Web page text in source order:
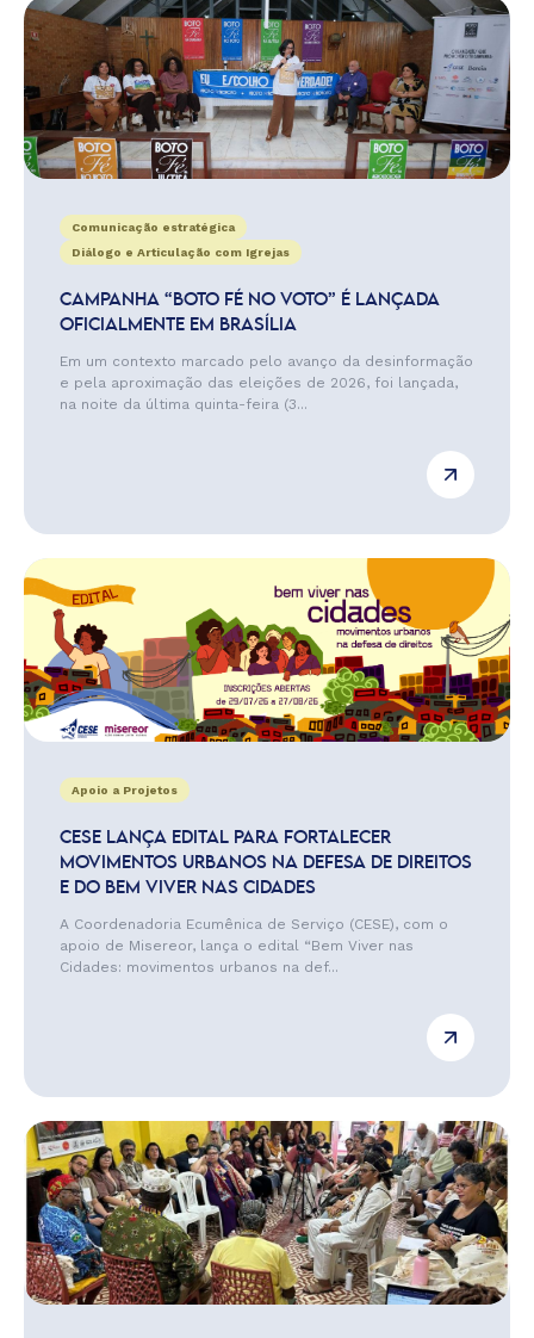
Comunicação estratégica
Diálogo e Articulação com Igrejas
CAMPANHA “BOTO FÉ NO VOTO” É LANÇADA
OFICIALMENTE EM BRASÍLIA
Em um contexto marcado pelo avanço da desinformação
e pela aproximação das eleições de 2026, foi lançada,
na noite da última quinta-feira (3...
Apoio a Projetos
CESE LANÇA EDITAL PARA FORTALECER
MOVIMENTOS URBANOS NA DEFESA DE DIREITOS
E DO BEM VIVER NAS CIDADES
A Coordenadoria Ecumênica de Serviço (CESE), com o
apoio de Misereor, lança o edital “Bem Viver nas
Cidades: movimentos urbanos na def...